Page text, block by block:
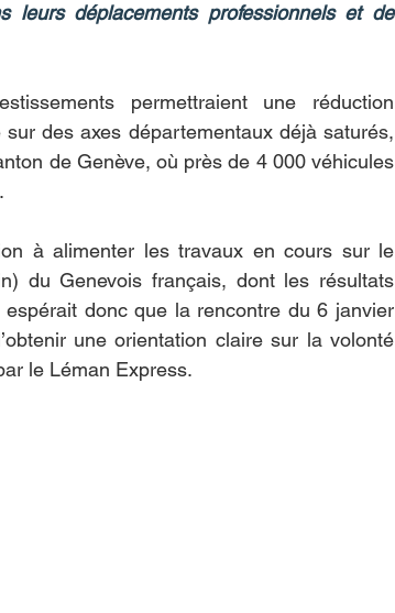
leurs déplacements professionnels et de
permettraient une réduction
des axes départementaux déjà saturés,
de Genève, où près de 4 000 véhicules
à alimenter les travaux en cours sur le
du Genevois français, dont les résultats
donc que la rencontre du 6 janvier
une orientation claire sur la volonté
le Léman Express.